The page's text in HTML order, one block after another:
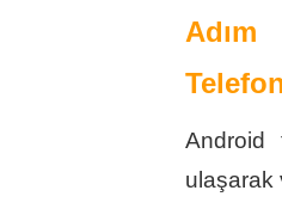
Android
ulaşarak